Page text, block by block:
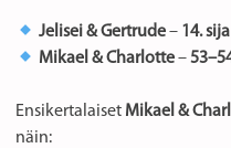
Jelisei & Gertrude– 14. sija
Mikael & Charlotte–
Ensikertalaiset Mikael &
näin: